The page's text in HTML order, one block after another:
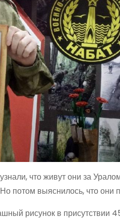
что живут они за
потом выяснилось, что они
рисунок в присутствии